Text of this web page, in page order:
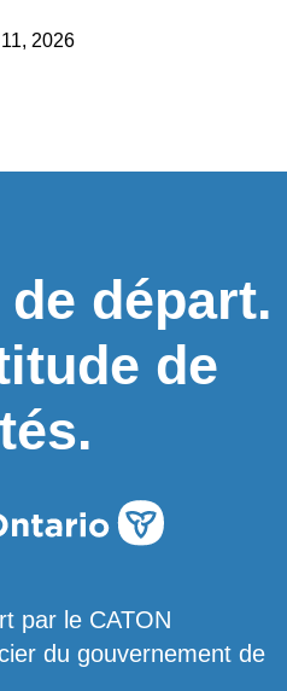
2026
départ.
de
par le CATON
du gouvernement de